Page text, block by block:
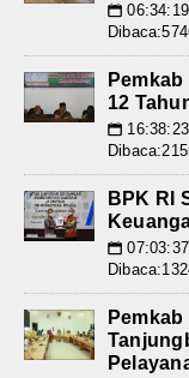
📅
12
📅
BPK RI
📅